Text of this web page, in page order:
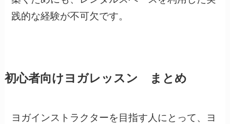
践的な経験が不可欠です。
初心者向けヨガレッスン まとめ
ヨガインストラクターを目指す人にとって、ヨ